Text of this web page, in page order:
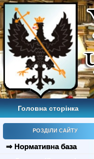
Головна сторінка
РОЗДІЛИ САЙТУ
⇒ Нормативна база